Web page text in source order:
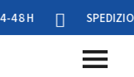
SPEDIZIONE IN